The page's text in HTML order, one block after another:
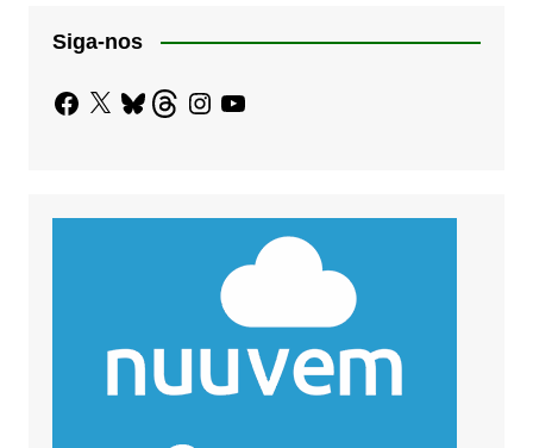
Siga-nos
Facebook
X BlueskyThreadsInstagram
YouTube